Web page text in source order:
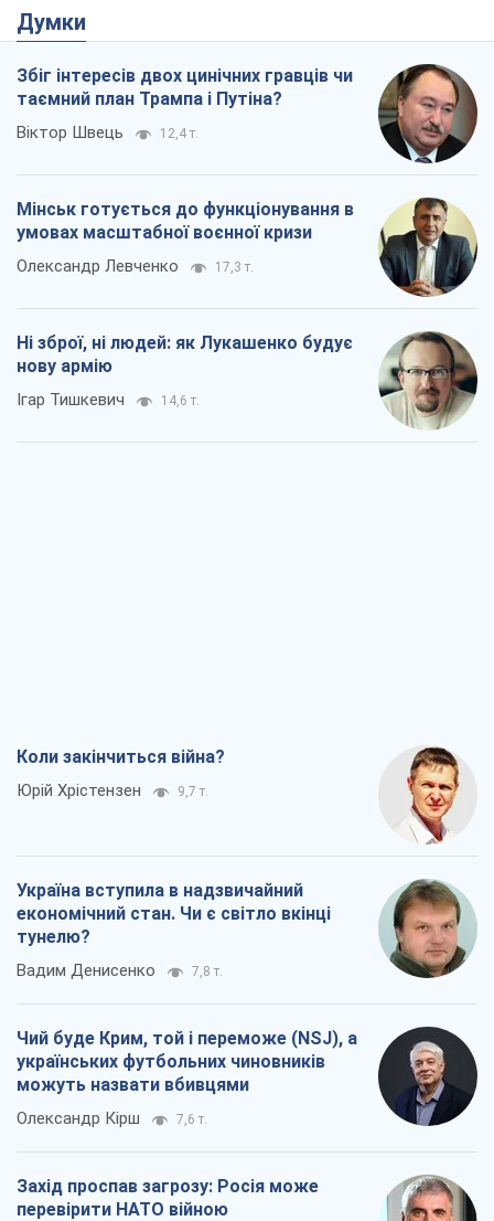
Думки
Збіг інтересів двох цинічних гравців чи
таємний план Трампа і Путіна?
Віктор Швець 12,4 т.
Мінськ готується до функціонування в
умовах масштабної воєнної кризи
Олександр Левченко 17,3 т.
Ні зброї, ні людей: як Лукашенко будує
нову армію
Ігар Тишкевич 14,6 т.
Коли закінчиться війна?
Юрій Хрістензен 9,7 т.
Україна вступила в надзвичайний
економічний стан. Чи є світло вкінці
тунелю?
Вадим Денисенко 7,8 т.
Чий буде Крим, той і переможе (NSJ), а
українських футбольних чиновників
можуть назвати вбивцями
Олександр Кірш 7,6 т.
Захід проспав загрозу: Росія може
перевірити НАТО війною